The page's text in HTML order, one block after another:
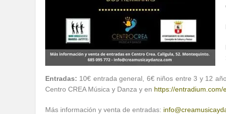
Entradas: 10€ entrada general, 6€ niños entre 3 y 12
Centro CREA Música y Danza y en https://entradium.com/
Más información y venta de entradas: